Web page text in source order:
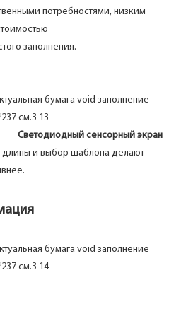
потребностями, низким
заполнения.
Светодиодный сенсорный экран
и выбор шаблона делают